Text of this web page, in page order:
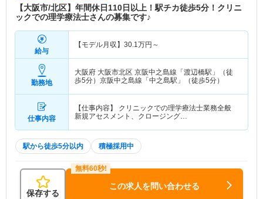
【大阪市/北区】年間休日110日以上！駅チカ徒歩5分！クリニ
ックでの理学療法士さんの募集です♪
給与
【モデル月収】 30.1万円～
勤務地
大阪府 大阪市北区 京阪中之島線「渡辺橋駅」（徒
歩5分）京阪中之島線「中之島駅」（徒歩5分）
仕事内容
【仕事内容】 クリニックでの理学療法士業務全般
新規アセスメント、クロージング…
駅から徒歩5分以内 積極採用中
保存する
この求人を問い合わせる